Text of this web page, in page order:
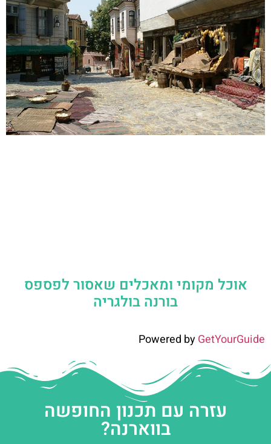
אוכל מקומי ומאכלים שאסור לפספס
בורנה בולגריה
Powered byGetYourGuide
עזרה עם תכנון החופשה
בווארנה?